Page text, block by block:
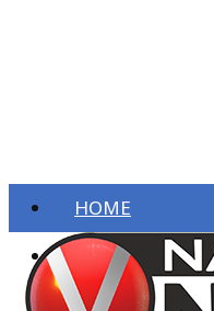
HOME
ताज़ा खबरें
देश